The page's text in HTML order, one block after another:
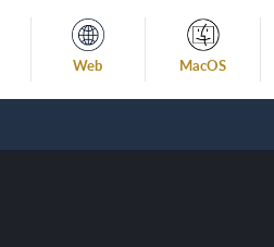
Web MacOS